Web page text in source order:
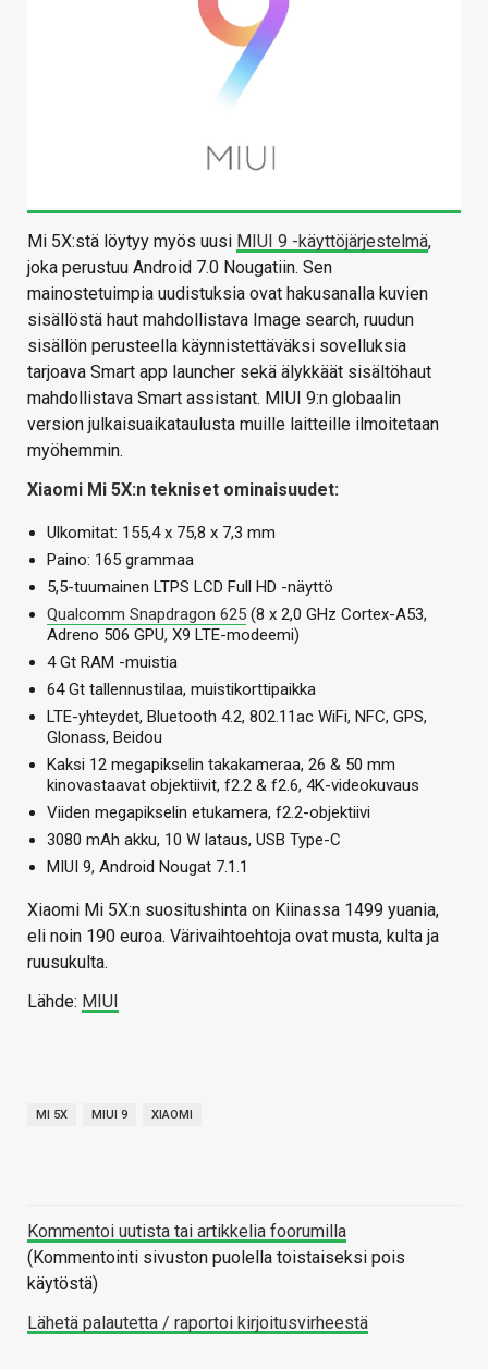
Mi 5X:stä löytyy myös uusi MIUI 9 -käyttöjärjestelmä,
joka perustuu Android 7.0 Nougatiin. Sen
mainostetuimpia uudistuksia ovat hakusanalla kuvien
sisällöstä haut mahdollistava Image search, ruudun
sisällön perusteella käynnistettäväksi sovelluksia
tarjoava Smart app launcher sekä älykkäät sisältöhaut
mahdollistava Smart assistant. MIUI 9:n globaalin
version julkaisuaikataulusta muille laitteille ilmoitetaan
myöhemmin.
Xiaomi Mi 5X:n tekniset ominaisuudet:
Ulkomitat: 155,4 x 75,8 x 7,3 mm
Paino: 165 grammaa
5,5-tuumainen LTPS LCD Full HD -näyttö
Qualcomm Snapdragon 625 (8 x 2,0 GHz Cortex-A53,
Adreno 506 GPU, X9 LTE-modeemi)
4 Gt RAM -muistia
64 Gt tallennustilaa, muistikorttipaikka
LTE-yhteydet, Bluetooth 4.2, 802.11ac WiFi, NFC, GPS,
Glonass, Beidou
Kaksi 12 megapikselin takakameraa, 26 & 50 mm
kinovastaavat objektiivit, f2.2 & f2.6, 4K-videokuvaus
Viiden megapikselin etukamera, f2.2-objektiivi
3080 mAh akku, 10 W lataus, USB Type-C
MIUI 9, Android Nougat 7.1.1
Xiaomi Mi 5X:n suositushinta on Kiinassa 1499 yuania,
eli noin 190 euroa. Värivaihtoehtoja ovat musta, kulta ja
ruusukulta.
Lähde: MIUI
MI 5X MIUI 9 XIAOMI
Kommentoi uutista tai artikkelia foorumilla
(Kommentointi sivuston puolella toistaiseksi pois
käytöstä)
Lähetä palautetta / raportoi kirjoitusvirheestä